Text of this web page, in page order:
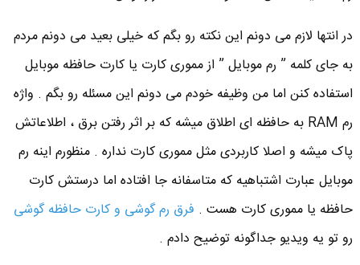
در انتها لازم می دونم این نکته رو بگم که خیلی بعید می دونم مردم
به جای کلمه ” رم موبایل ” از مموری کارت یا کارت حافظه موبایل
استفاده کنن اما من وظیفه خودم می دونم این مسئله رو بگم . واژه
رم RAM به حافظه ای اطلاق میشه که بر اثر رفتن برق ، اطلاعاتش
پاک میشه و اصلا کاربردی مثل مموری کارت نداره . منظورم اینه رم
موبایل عبارت اشتباهیه که متاسفانه جا افتاده اما درستش کارت
حافظه یا مموری کارت هست . فرق رم گوشی و کارت حافظه گوشی
رو تو یه ویدیو جداگونه توضیح دادم .